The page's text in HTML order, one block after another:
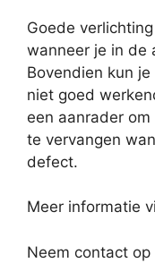
Goede
wanneer je in de
Bovendien kun
niet goed
een aanrader
te vervangen
defect.
Meer informatie
Neem contact op